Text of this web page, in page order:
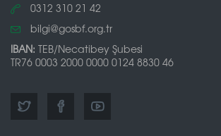
0312 310 21 42
bilgi@gosbf.org.tr
IBAN: TEB/Necatibey Şubesi
TR76 0003 2000 0000 0124 8830 46